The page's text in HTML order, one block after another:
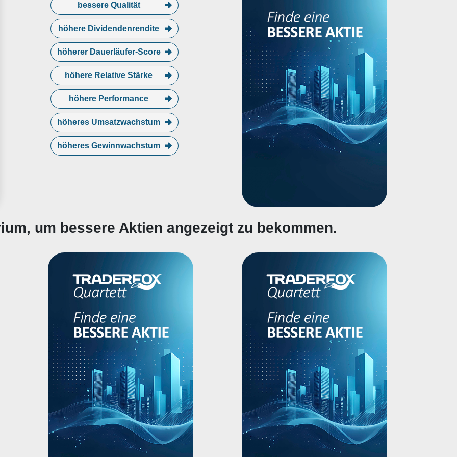
bessere Qualität
höhere Dividendenrendite
höherer Dauerläufer-Score
höhere Relative Stärke
höhere Performance
höheres Umsatzwachstum
höheres Gewinnwachstum
um bessere Aktien angezeigt zu bekommen.